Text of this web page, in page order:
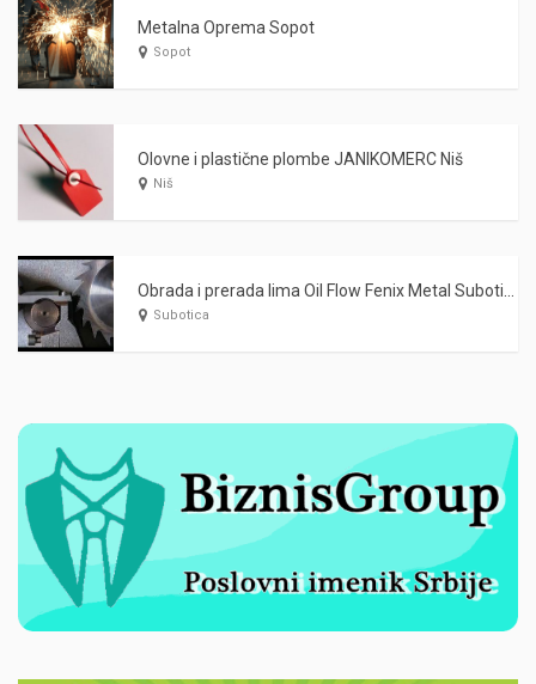
Metalna Oprema Sopot
Sopot
Olovne i plastične plombe JANIKOMERC Niš
Niš
Subotica